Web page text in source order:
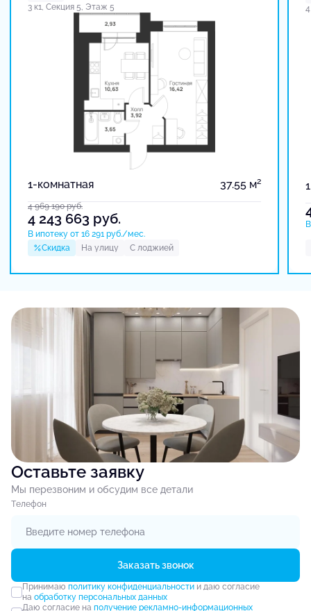
3 к1, Секция 5, Этаж 5
1-комнатная 37.55 м2
4 969 190руб.
4 243 663 руб.
В ипотеку от 16 291 руб./мес.
Скидка
На улицу С лоджией
Оставьте заявку
Мы перезвоним и обсудим все детали
Tелефон
Заказать звонок
Принимаю политику конфиденциальностии даю согласие
на обработку персональных данных
Даю согласие на получение рекламно-информационных